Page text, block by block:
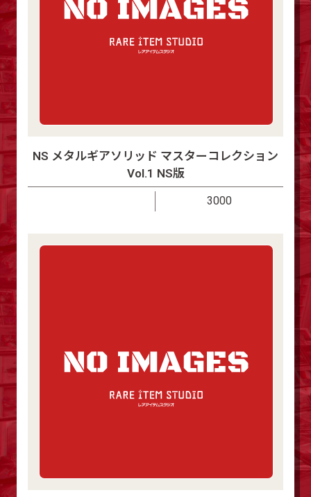
NS メタルギアソリッド マスターコレクション
Vol.1 NS版
3000